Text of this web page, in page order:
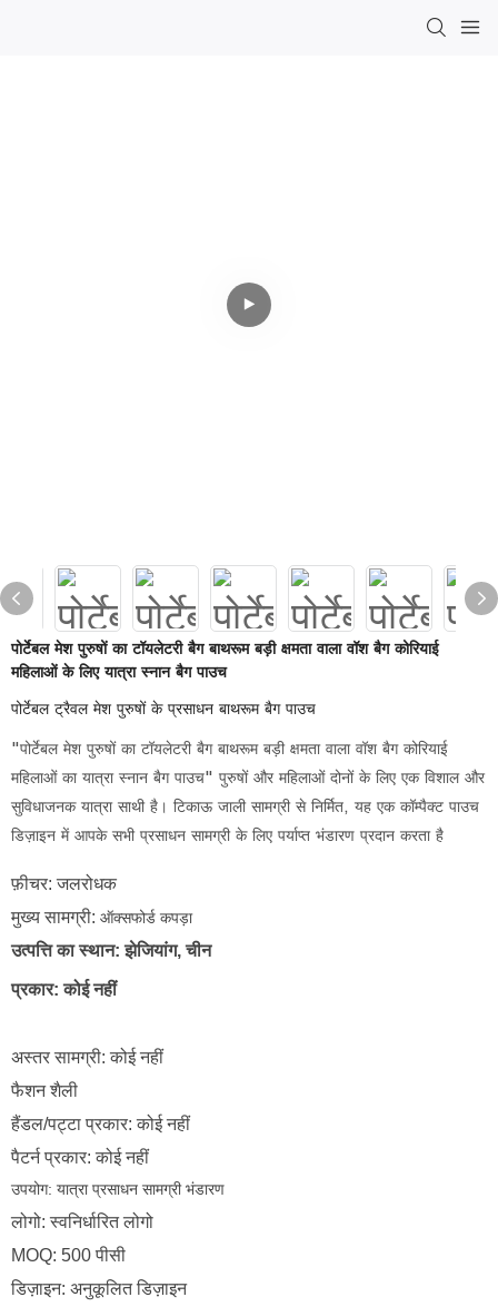
पोर्टेबल मेश पुरुषों का टॉयलेटरी बैग बाथरूम बड़ी क्षमता वाला वॉश बैग कोरियाई
महिलाओं के लिए यात्रा स्नान बैग पाउच
पोर्टेबल ट्रैवल मेश पुरुषों के प्रसाधन बाथरूम बैग पाउच
"पोर्टेबल मेश पुरुषों का टॉयलेटरी बैग बाथरूम बड़ी क्षमता वाला वॉश बैग कोरियाई
महिलाओं का यात्रा स्नान बैग पाउच" पुरुषों और महिलाओं दोनों के लिए एक विशाल और
सुविधाजनक यात्रा साथी है। टिकाऊ जाली सामग्री से निर्मित, यह एक कॉम्पैक्ट पाउच
डिज़ाइन में आपके सभी प्रसाधन सामग्री के लिए पर्याप्त भंडारण प्रदान करता है
फ़ीचर: जलरोधक
मुख्य सामग्री: ऑक्सफोर्ड कपड़ा
उत्पत्ति का स्थान: झेजियांग, चीन
प्रकार: कोई नहीं
अस्तर सामग्री: कोई नहीं
फैशन शैली
हैंडल/पट्टा प्रकार: कोई नहीं
पैटर्न प्रकार: कोई नहीं
उपयोग: यात्रा प्रसाधन सामग्री भंडारण
लोगो: स्वनिर्धारित लोगो
MOQ: 500 पीसी
डिज़ाइन: अनुकूलित डिज़ाइन